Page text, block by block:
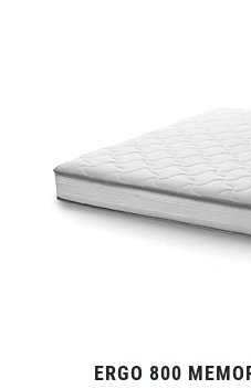
ERGO 800